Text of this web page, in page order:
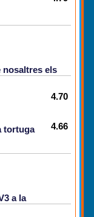
nosaltres els
4.70
tortuga 4.66
a la